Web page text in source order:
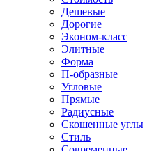
Дешевые
Дорогие
Эконом-класс
Элитные
Форма
П-образные
Угловые
Прямые
Радиусные
Скошенные углы
Стиль